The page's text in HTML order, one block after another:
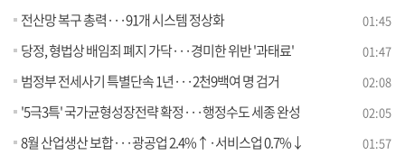
전산망 복구 총력···91개 시스템 정상화 01:45
당정, 형법상 배임죄 폐지 가닥···경미한 위반 '과태료' 01:47
범정부 전세사기 특별단속 1년···2천9백여 명 검거 02:08
'5극3특' 국가균형성장전략 확정···행정수도 세종 완성 02:05
8월 산업생산 보합···광공업 2.4%↑·서비스업 0.7%↓ 01:57